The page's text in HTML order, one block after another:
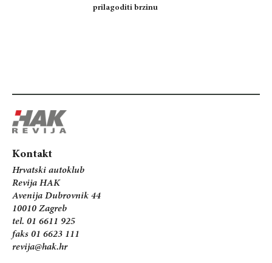
prilagoditi brzinu
Kontakt
Hrvatski autoklub
Revija HAK
Avenija Dubrovnik 44
10010 Zagreb
tel. 01 6611 925
faks 01 6623 111
revija@hak.hr